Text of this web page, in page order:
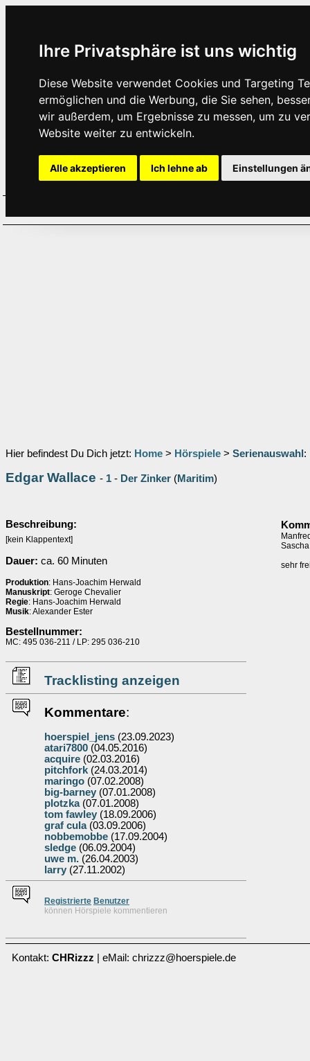
Ihre Privatsphäre ist uns wichtig
Diese Website verwendet Cookies und Targeting
ermöglichen und die Werbung, die Sie sehen,
wir außerdem, um Ergebnisse zu messen, um zu
Website weiter zu entwickeln.
Alle akzeptieren Ich lehne ab Einstellungen
Hier befindest Du Dich jetzt: Home > Hörspiele > Serienauswahl :
Edgar Wallace - 1 - Der Zinker (Maritim)
Beschreibung:
[kein Klappentext]
Dauer: ca. 60 Minuten
Produktion: Hans-Joachim Herwald
Manuskript: Geroge Chevalier
Regie: Hans-Joachim Herwald
Musik: Alexander Ester
Bestellnummer:
MC: 495 036-211 / LP: 295 036-210
Tracklisting anzeigen
Kommentare:
hoerspiel_jens (23.09.2023)
atari7800 (04.05.2016)
acquire (02.03.2016)
pitchfork (24.03.2014)
maringo (07.02.2008)
big-barney (07.01.2008)
plotzka(07.01.2008)
tom fawley (18.09.2006)
graf cula(03.09.2006)
nobbemobbe (17.09.2004)
sledge (06.09.2004)
uwe m. (26.04.2003)
larry (27.11.2002)
Registrierte Benutzer
können Hörspiele kommentieren
sehr
Kontakt: CHRizzz | eMail: chrizzz@hoerspiele.de